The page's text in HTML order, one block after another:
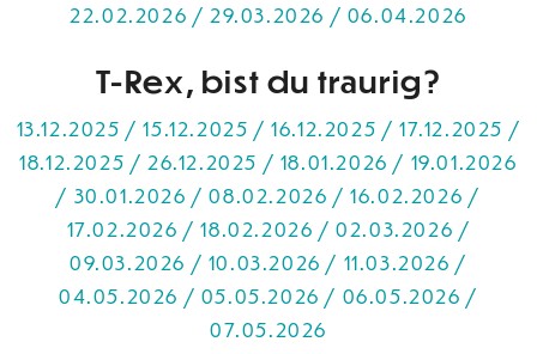
22.02.2026 / 29.03.2026 / 06.04.2026
T-Rex, bist du traurig?
13.12.2025 / 15.12.2025 / 16.12.2025 / 17.12.2025 /
18.12.2025 / 26.12.2025 / 18.01.2026 / 19.01.2026
/ 30.01.2026 / 08.02.2026 / 16.02.2026 /
17.02.2026 / 18.02.2026 / 02.03.2026 /
09.03.2026 / 10.03.2026 / 11.03.2026 /
04.05.2026 / 05.05.2026 / 06.05.2026 /
07.05.2026